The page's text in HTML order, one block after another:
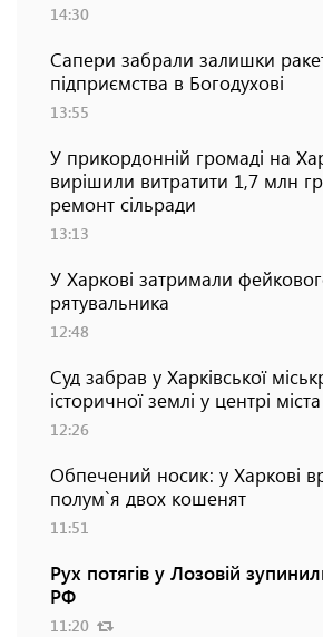
14:30
Сапери забрали залишки
підприємства в Богодухові
13:55
У прикордонній громаді на
вирішили витратити 1,7 млн
ремонт сільради
13:13
У Харкові затримали
рятувальника
12:48
Суд забрав у Харківської
історичної землі у центрі міста
12:26
Обпечений носик: у Харкові
полум`я двох кошенят
11:51
Рух потягів у Лозовій
РФ
11:20